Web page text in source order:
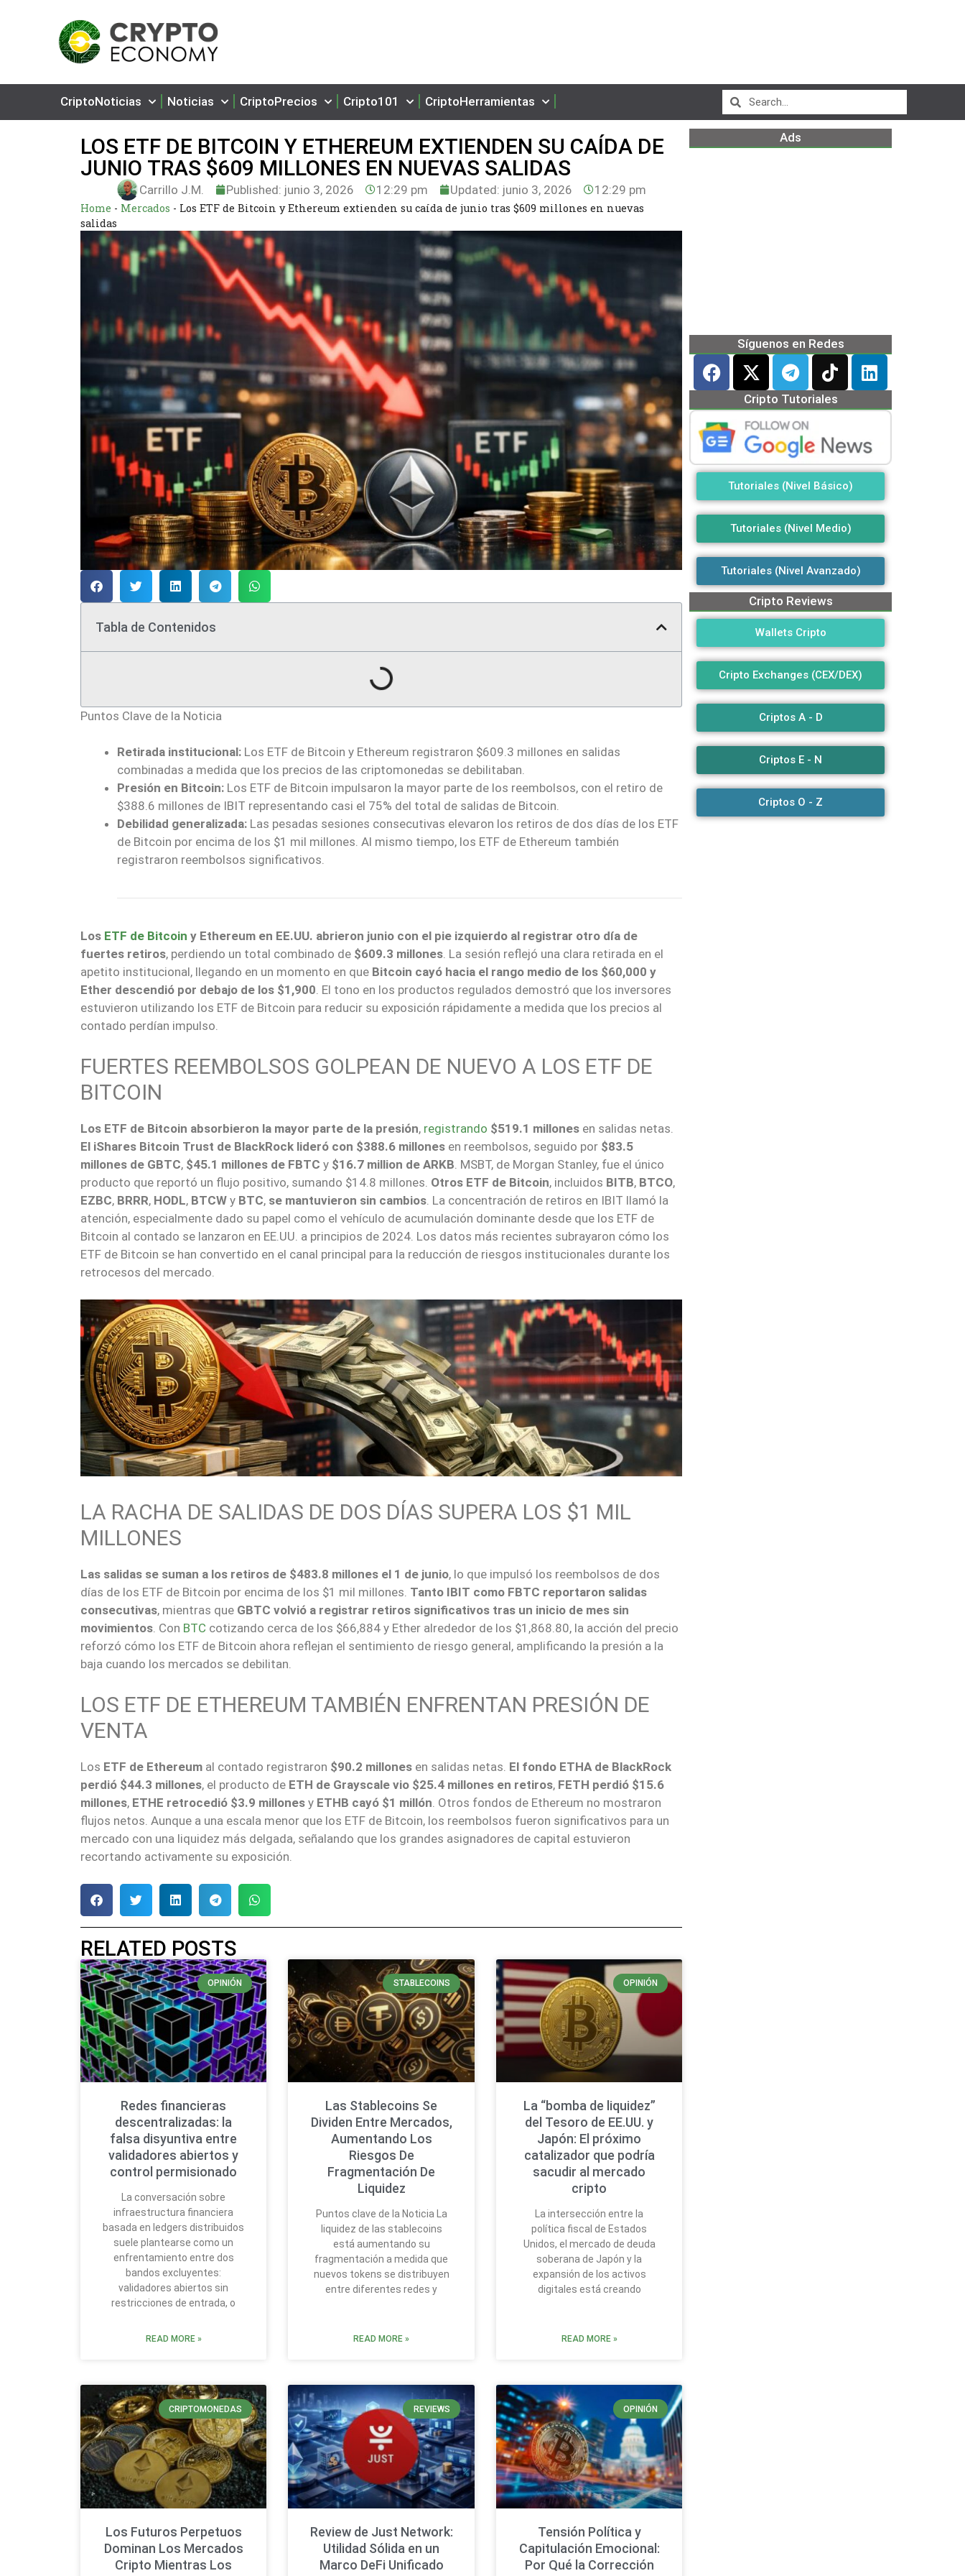
CriptoNoticias Noticias CriptoPrecios Cripto101 CriptoHerramientas
LOS ETF DE BITCOIN Y ETHEREUM EXTIENDEN SU CAÍDA DE
JUNIO TRAS $609 MILLONES EN NUEVAS SALIDAS
Carrillo J.M. Published: junio 3, 2026 12:29 pm Updated: junio 3, 2026 12:29 pm
Home - Mercados - Los ETF de Bitcoin y Ethereum extienden su caída de junio tras $609 millones en nuevas
salidas
Tabla de Contenidos
Puntos Clave de la Noticia
Retirada institucional: Los ETF de Bitcoin y Ethereum registraron $609.3 millones en salidas
combinadas a medida que los precios de las criptomonedas se debilitaban.
Presión en Bitcoin: Los ETF de Bitcoin impulsaron la mayor parte de los reembolsos, con el retiro de
$388.6 millones de IBIT representando casi el 75% del total de salidas de Bitcoin.
Debilidad generalizada: Las pesadas sesiones consecutivas elevaron los retiros de dos días de los ETF
de Bitcoin por encima de los $1 mil millones. Al mismo tiempo, los ETF de Ethereum también
registraron reembolsos significativos.
Los ETF de Bitcoin y Ethereum en EE.UU. abrieron junio con el pie izquierdo al registrar otro día de
fuertes retiros, perdiendo un total combinado de $609.3 millones. La sesión reflejó una clara retirada en el
apetito institucional, llegando en un momento en que Bitcoin cayó hacia el rango medio de los $60,000 y
Ether descendió por debajo de los $1,900. El tono en los productos regulados demostró que los inversores
estuvieron utilizando los ETF de Bitcoin para reducir su exposición rápidamente a medida que los precios al
contado perdían impulso.
FUERTES REEMBOLSOS GOLPEAN DE NUEVO A LOS ETF DE
BITCOIN
Los ETF de Bitcoin absorbieron la mayor parte de la presión, registrando $519.1 millones en salidas netas.
El iShares Bitcoin Trust de BlackRock lideró con $388.6 millones en reembolsos, seguido por $83.5
millones de GBTC, $45.1 millones de FBTC y $16.7 million de ARKB . MSBT, de Morgan Stanley, fue el único
producto que reportó un flujo positivo, sumando $14.8 millones. Otros ETF de Bitcoin, incluidos BITB, BTCO,
EZBC, BRRR, HODL, BTCW y BTC, se mantuvieron sin cambios . La concentración de retiros en IBIT llamó la
atención, especialmente dado su papel como el vehículo de acumulación dominante desde que los ETF de
Bitcoin al contado se lanzaron en EE.UU. a principios de 2024. Los datos más recientes subrayaron cómo los
ETF de Bitcoin se han convertido en el canal principal para la reducción de riesgos institucionales durante los
retrocesos del mercado.
LA RACHA DE SALIDAS DE DOS DÍAS SUPERA LOS $1 MIL
MILLONES
Las salidas se suman a los retiros de $483.8 millones el 1 de junio, lo que impulsó los reembolsos de dos
días de los ETF de Bitcoin por encima de los $1 mil millones. Tanto IBIT como FBTC reportaron salidas
consecutivas, mientras que GBTC volvió a registrar retiros significativos tras un inicio de mes sin
movimientos. Con BTC cotizando cerca de los $66,884 y Ether alrededor de los $1,868.80, la acción del precio
reforzó cómo los ETF de Bitcoin ahora reflejan el sentimiento de riesgo general, amplificando la presión a la
baja cuando los mercados se debilitan.
LOS ETF DE ETHEREUM TAMBIÉN ENFRENTAN PRESIÓN DE
VENTA
Los ETF de Ethereum al contado registraron $90.2 millones en salidas netas. El fondo ETHA de BlackRock
perdió $44.3 millones, el producto de ETH de Grayscale vio $25.4 millones en retiros, FETH perdió $15.6
millones, ETHE retrocedió $3.9 millones y ETHB cayó $1 millón . Otros fondos de Ethereum no mostraron
flujos netos. Aunque a una escala menor que los ETF de Bitcoin, los reembolsos fueron significativos para un
mercado con una liquidez más delgada, señalando que los grandes asignadores de capital estuvieron
recortando activamente su exposición.
RELATED POSTS
OPINIÓN
Redes financieras
descentralizadas: la
falsa disyuntiva entre
validadores abiertos y
control permisionado
La conversación sobre
infraestructura financiera
basada en ledgers distribuidos
suele plantearse como un
enfrentamiento entre dos
bandos excluyentes:
validadores abiertos sin
restricciones de entrada, o
READ MORE »
STABLECOINS
Las Stablecoins Se
Dividen Entre Mercados,
Aumentando Los
Riesgos De
Fragmentación De
Liquidez
Puntos clave de la Noticia La
liquidez de las stablecoins
está aumentando su
fragmentación a medida que
nuevos tokens se distribuyen
entre diferentes redes y
READ MORE »
OPINIÓN
La “bomba de liquidez”
del Tesoro de EE.UU. y
Japón: El próximo
catalizador que podría
sacudir al mercado
cripto
La intersección entre la
política fiscal de Estados
Unidos, el mercado de deuda
soberana de Japón y la
expansión de los activos
digitales está creando
READ MORE »
CRIPTOMONEDAS
Los Futuros Perpetuos
Dominan Los Mercados
Cripto Mientras Los
REVIEWS
Review de Just Network:
Utilidad Sólida en un
Marco DeFi Unificado
OPINIÓN
Tensión Política y
Capitulación Emocional:
Por Qué la Corrección
Ads
Síguenos en Redes
Cripto Tutoriales
Tutoriales (Nivel Básico)
Tutoriales (Nivel Medio)
Tutoriales (Nivel Avanzado)
Cripto Reviews
Wallets Cripto
Cripto Exchanges (CEX/DEX)
Criptos A - D
Criptos E - N
Criptos O - Z